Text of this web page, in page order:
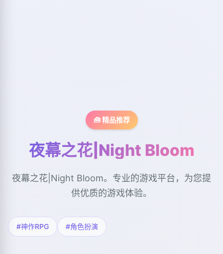
🧰 精品推荐
夜幕之花|Night Bloom
夜幕之花|Night Bloom。专业的游戏平台，为您提
供优质的游戏体验。
#神作RPG #角色扮演